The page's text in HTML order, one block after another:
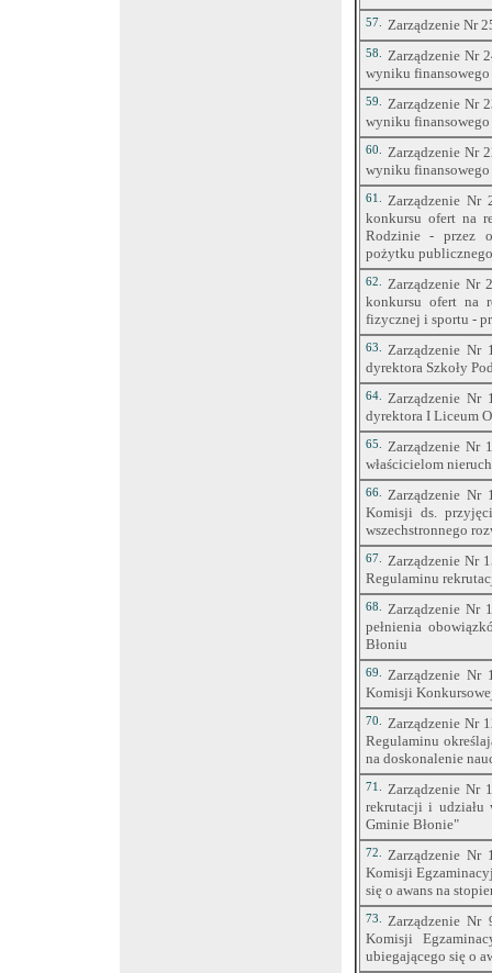
57. Zarządzenie Nr
58.
Zarządzenie Nr
wyniku
59.
Zarządzenie Nr
wyniku
60.
Zarządzenie Nr
wyniku finansowego
61.
Zarządzenie Nr
konkursu ofert na
Rodzinie - przez
pożytku publicznego
62.
Zarządzenie Nr
konkursu ofert na
fizycznej i sportu -
63.
Zarządzenie Nr
dyrektora Szkoły
64.
Zarządzenie Nr
dyrektora I Liceum
65.
Zarządzenie Nr
właścicielom
66.
Zarządzenie Nr
Komisji ds.
wszechstronnego
67.
Zarządzenie Nr
Regulaminu
68.
Zarządzenie Nr
pełnienia
Błoniu
69.
Zarządzenie Nr
Komisji
70.
Zarządzenie Nr
Regulaminu
na doskonalenie
71.
Zarządzenie Nr
rekrutacji i udziału
Gminie Błonie"
72.
Zarządzenie Nr
Komisji
się o awans na
73.
Zarządzenie Nr
Komisji
ubiegającego się o